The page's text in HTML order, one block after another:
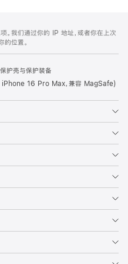
。我们通过你的 IP 地址，或者你在上次
位置。
保护壳与保护装备
16 Pro Max，兼容 MagSafe)